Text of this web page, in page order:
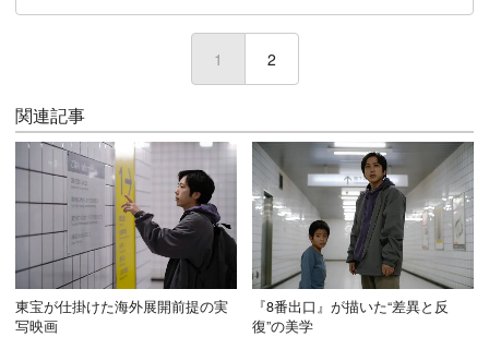
1 (current)
2
関連記事
東宝が仕掛けた海外展開前提の実
写映画
『8番出口』が描いた“差異と反
復”の美学